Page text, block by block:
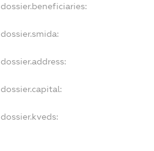
dossier.beneficiaries:
dossier.smida:
dossier.address:
dossier.capital:
dossier.kveds: